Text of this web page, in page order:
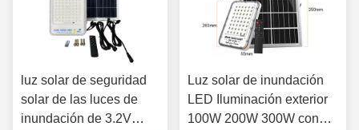
luz solar de seguridad
solar de las luces de
inundación de 3.2V
Luz solar de inundación
LED Iluminación exterior
100W 200W 300W con